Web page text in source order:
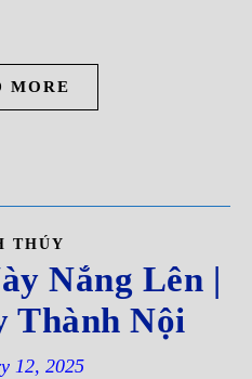
MORE
THÚY
Nắng Lên |
Thành Nội
12, 2025